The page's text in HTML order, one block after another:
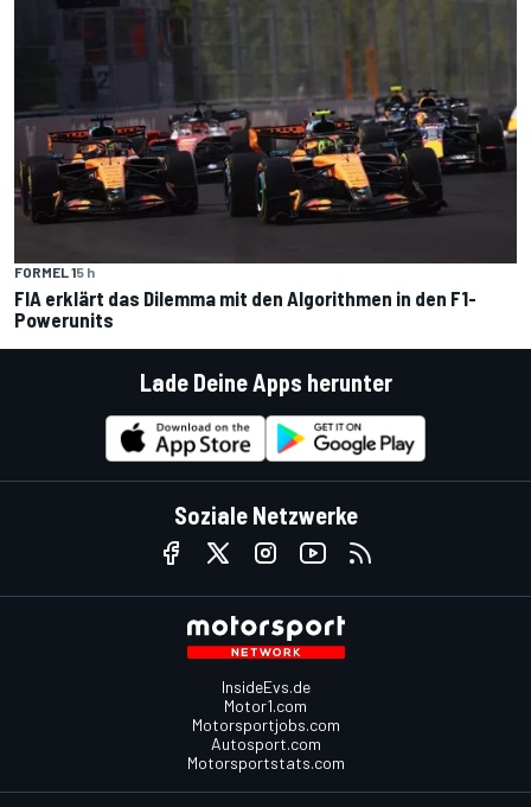
FORMEL 15 h
FIA erklärt das Dilemma mit den Algorithmen in den F1-
Powerunits
Lade Deine Apps herunter
Soziale Netzwerke
InsideEvs.de
Motor1.com
Motorsportjobs.com
Autosport.com
Motorsportstats.com